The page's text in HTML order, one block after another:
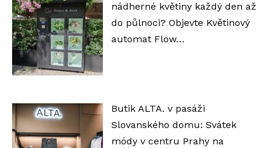
nádherné květiny každý den až
do půlnoci? Objevte Květinový
automat Flow…
Butik ALTA. v pasáži
Slovanského domu: Svátek
módy v centru Prahy na